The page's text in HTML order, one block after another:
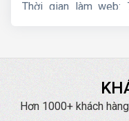
Thời gian làm web:
Hơn 1000+ khách